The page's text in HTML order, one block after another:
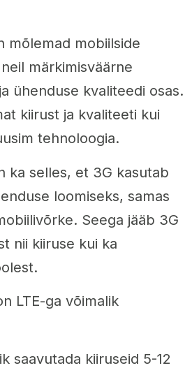
mõlemad mobiilside
märkimisväärne
ühenduse kvaliteedi osas.
kiirust ja kvaliteeti kui
tehnoloogia.
ka selles, et 3G kasutab
loomiseks, samas
Seega jääb 3G
nii kiiruse kui ka
LTE-ga võimalik
saavutada kiiruseid 5-12